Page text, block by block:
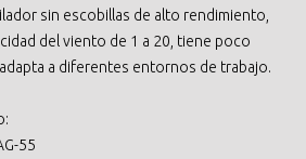
sin escobillas de alto rendimiento,
del viento de 1 a 20, tiene poco
a diferentes entornos de trabajo.
55